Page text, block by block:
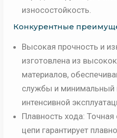
износостойкость.
Конкурентные
Высокая прочность и
изготовлена из
материалов,
службы и минимальный
интенсивной
Плавность хода:
цепи гарантирует